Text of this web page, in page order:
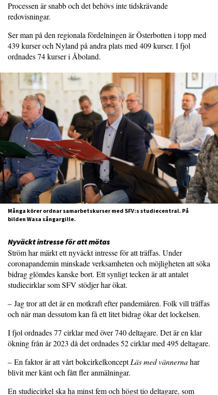
Processen är snabb och det behövs inte tidskrävande
redovisningar.
Ser man på den regionala fördelningen är Österbotten i topp med
439 kurser och Nyland på andra plats med 409 kurser. I fjol
ordnades 74 kurser i Åboland.
Många körer ordnar samarbetskurser med SFV:s studiecentral. På
bilden Wasa sångargille.
Nyväckt intresse för att mötas
Ström har märkt ett nyväckt intresse för att träffas. Under
coronapandemin minskade verksamheten och möjligheten att söka
bidrag glömdes kanske bort. Ett synligt tecken är att antalet
studiecirklar som SFV stödjer har ökat.
– Jag tror att det är en motkraft efter pandemiåren. Folk vill träffas
och när man dessutom kan få ett litet bidrag ökar det lockelsen.
I fjol ordnades 77 cirklar med över 740 deltagare. Det är en klar
ökning från år 2023 då det ordnades 52 cirklar med 495 deltagare.
– En faktor är att vårt bokcirkelkonceptLäs med vännernahar
blivit mer känt och fått fler anmälningar.
En studiecirkel ska ha minst fem och högst tio deltagare, som